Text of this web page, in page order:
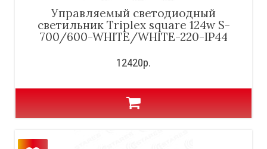
Управляемый светодиодный
светильник Triplex square 124w S-
700/600-WHITE/WHITE-220-IP44
12420р.